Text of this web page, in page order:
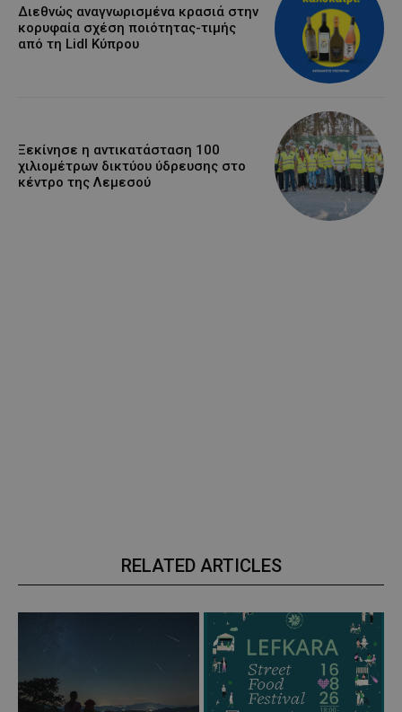
Διεθνώς αναγνωρισμένα κρασιά στην
κορυφαία σχέση ποιότητας-τιμής
από τη Lidl Κύπρου
Ξεκίνησε η αντικατάσταση 100
χιλιομέτρων δικτύου ύδρευσης στο
κέντρο της Λεμεσού
RELATED ARTICLES